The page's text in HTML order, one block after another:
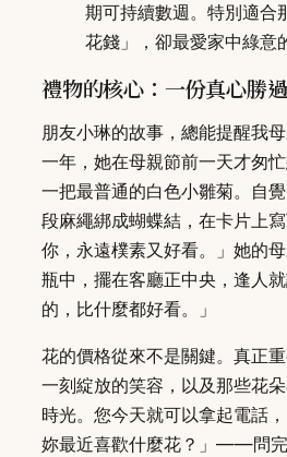
期可持續數週。特別適合
花錢」，卻最愛家中綠意
禮物的核心：一份真心勝
朋友小琳的故事，總能提醒我
一年，她在母親節前一天才匆
一把最普通的白色小雛菊。自
段麻繩綁成蝴蝶結，在卡片上
你，永遠樸素又好看。」她的
瓶中，擺在客廳正中央，逢人
的，比什麼都好看。」
花的價格從來不是關鍵。真正
一刻綻放的笑容，以及那些花
時光。您今天就可以拿起電話
妳最近喜歡什麼花？」——問